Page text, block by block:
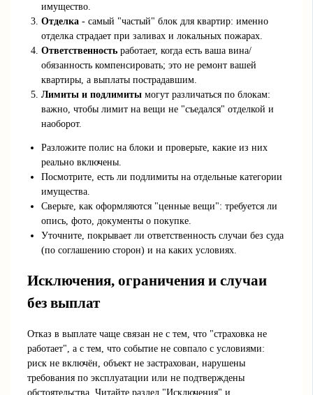
имущество.
Отделка - самый "частый" блок для квартир: именно
отделка страдает при заливах и локальных пожарах.
Ответственность работает, когда есть ваша вина/
обязанность компенсировать; это не ремонт вашей
квартиры, а выплаты пострадавшим.
Лимиты и подлимиты могут различаться по блокам:
важно, чтобы лимит на вещи не "съедался" отделкой и
наоборот.
Разложите полис на блоки и проверьте, какие из них
реально включены.
Посмотрите, есть ли подлимиты на отдельные категории
имущества.
Сверьте, как оформляются "ценные вещи": требуется ли
опись, фото, документы о покупке.
Уточните, покрывает ли ответственность случаи без суда
(по соглашению сторон) и на каких условиях.
Исключения, ограничения и случаи
без выплат
Отказ в выплате чаще связан не с тем, что "страховка не
работает", а с тем, что событие не совпало с условиями:
риск не включён, объект не застрахован, нарушены
требования по эксплуатации или не подтверждены
обстоятельства. Читайте раздел "Исключения" и